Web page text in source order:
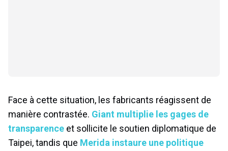
Face à cette situation, les fabricants réagissent de
manière contrastée. Giant multiplie les gages de
transparence et sollicite le soutien diplomatique de
Taipei, tandis que Merida instaure une politique